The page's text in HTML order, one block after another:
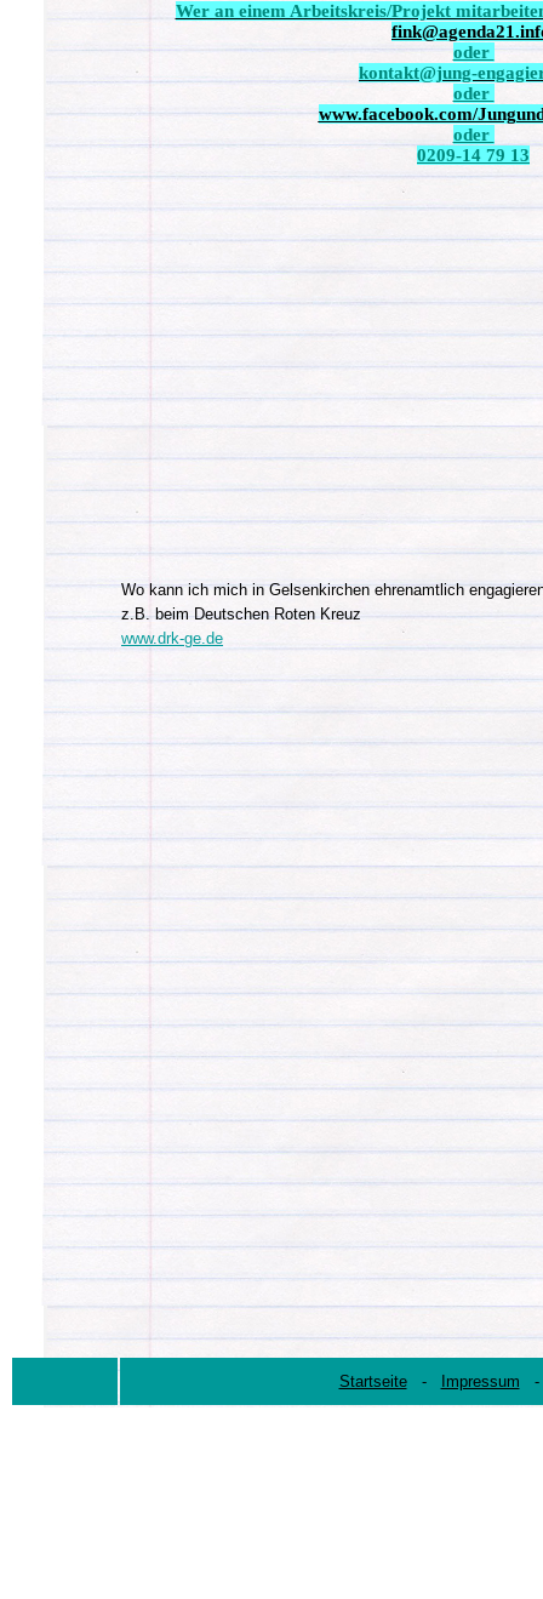
Wer an einem Arbeitskreis/Projekt
oder
kontakt@jung-
oder
www.facebook.com/
oder
0209-14 79 13
Wo kann ich mich in Gelsenkirchen ehrenamtlich
z.B. beim Deutschen Roten Kreuz
www.drk-ge.de
Startseite- Impressum